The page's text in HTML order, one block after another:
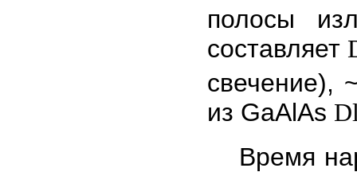
полосы
составляет
свечение),
из GaAlAs D
Время